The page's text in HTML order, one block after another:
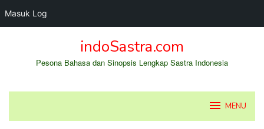
Masuk Log
indoSastra.com
Pesona Bahasa dan Sinopsis Lengkap Sastra Indonesia
MENU